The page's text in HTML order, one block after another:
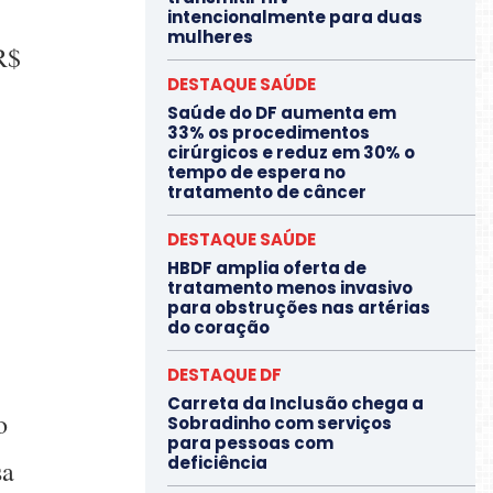
intencionalmente para duas
mulheres
DESTAQUE SAÚDE
Saúde do DF aumenta em
33% os procedimentos
cirúrgicos e reduz em 30% o
tempo de espera no
tratamento de câncer
DESTAQUE SAÚDE
HBDF amplia oferta de
tratamento menos invasivo
para obstruções nas artérias
do coração
DESTAQUE DF
Carreta da Inclusão chega a
Sobradinho com serviços
para pessoas com
deficiência